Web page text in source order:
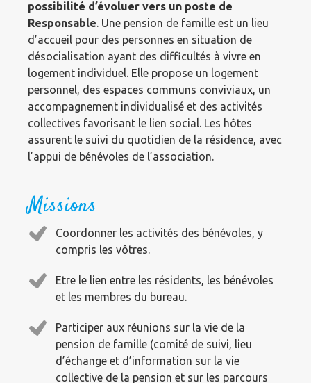
possibilité d’évoluer vers un poste de
Responsable. Une pension de famille est un lieu
d’accueil pour des personnes en situation de
désocialisation ayant des difficultés à vivre en
logement individuel. Elle propose un logement
personnel, des espaces communs conviviaux, un
accompagnement individualisé et des activités
collectives favorisant le lien social. Les hôtes
assurent le suivi du quotidien de la résidence, avec
l’appui de bénévoles de l’association.
Missions
Coordonner les activités des bénévoles, y
compris les vôtres.
Etre le lien entre les résidents, les bénévoles
et les membres du bureau.
Participer aux réunions sur la vie de la
pension de famille (comité de suivi, lieu
d’échange et d’information sur la vie
collective de la pension et sur les parcours